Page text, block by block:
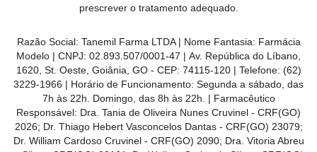
prescrever o tratamento adequado.
Razão Social: Tanemil Farma LTDA | Nome Fantasia: Farmácia
Modelo | CNPJ: 02.893.507/0001-47 | Av. República do Líbano,
1620, St. Oeste, Goiânia, GO - CEP: 74115-120 | Telefone: (62)
3229-1966 | Horário de Funcionamento: Segunda a sábado, das
7h às 22h. Domingo, das 8h às 22h. | Farmacêutico
Responsável: Dra. Tania de Oliveira Nunes Cruvinel - CRF(GO)
2026; Dr. Thiago Hebert Vasconcelos Dantas - CRF(GO) 23079;
Dr. William Cardoso Cruvinel - CRF(GO) 2090; Dra. Vitoria Abreu